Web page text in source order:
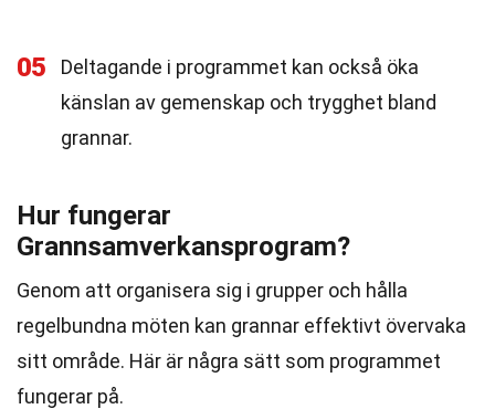
05
Deltagande i programmet kan också öka
känslan av gemenskap och trygghet bland
grannar.
Hur fungerar
Grannsamverkansprogram?
Genom att organisera sig i grupper och hålla
regelbundna möten kan grannar effektivt övervaka
sitt område. Här är några sätt som programmet
fungerar på.